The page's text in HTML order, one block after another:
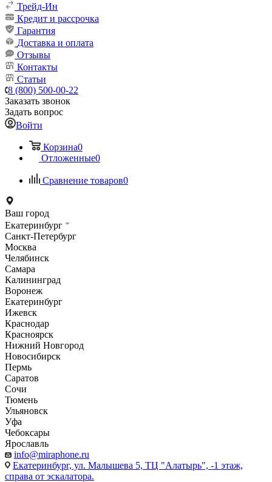
Трейд-Ин
Кредит и рассрочка
Гарантия
Доставка и оплата
Отзывы
Контакты
Статьи
8 (800) 500-00-22
Заказать звонок
Задать вопрос
Войти
Корзина0
Отложенные0
Сравнение товаров0
Ваш город
Екатеринбург
Санкт-Петербург
Москва
Челябинск
Самара
Калининград
Воронеж
Екатеринбург
Ижевск
Краснодар
Красноярск
Нижний Новгород
Новосибирск
Пермь
Саратов
Сочи
Тюмень
Ульяновск
Уфа
Чебоксары
Ярославль
info@miraphone.ru
Екатеринбург, ул. Малышева 5, ТЦ "Алатырь", -1 этаж,
справа от эскалатора.